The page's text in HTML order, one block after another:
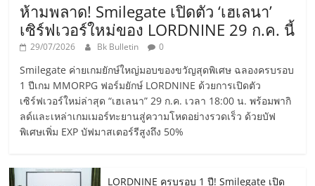
ห้ามพลาด! Smilegate เปิดตัว ‘เฮเลนา’
เซิร์ฟเวอร์ใหม่ของ LORDNINE 29 ก.ค. นี้
29/07/2026 Bk Bulletin 0
Smilegate ค่ายเกมยักษ์ใหญ่มอบของขวัญสุดพิเศษ ฉลองครบรอบ
1 ปีเกม MMORPG ฟอร์มยักษ์ LORDNINE ด้วยการเปิดตัว
เซิร์ฟเวอร์ใหม่ล่าสุด “เฮเลนา” 29 ก.ค. เวลา 18:00 น. พร้อมพากิ
ลด์และเหล่าเกมเมอร์ทะยานสู่ความโหดอย่างรวดเร็ว ด้วยบัฟ
พิเศษเพิ่ม EXP บัฟมาสเตอร์รีสูงถึง 50%
LORDNINE ครบรอบ 1 ปี! Smilegate เปิด